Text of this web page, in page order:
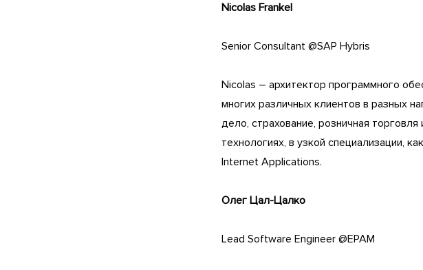
Nicolas Frankel
Senior Consultant @SAP Hybris
Nicolas – архитектор программного
многих различных клиентов в разных
дело, страхование, розничная
технологиях, в узкой специализации,
Internet Applications.
Олег Цал-Цалко
Lead Software Engineer @EPAM